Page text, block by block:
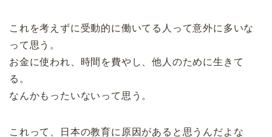
これを考えずに受動的に働いてる人って意外に多いな
って思う。
お金に使われ、時間を費やし、他人のために生きて
る。
なんかもったいないって思う。
これって、日本の教育に原因があると思うんだよな